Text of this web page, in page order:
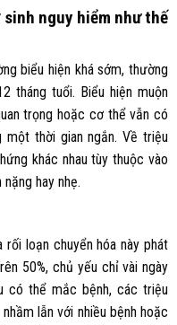
nguy hiểm như thế
biểu hiện khá sớm, thường
tháng tuổi. Biểu hiện muộn
trọng hoặc cơ thể vẫn có
thời gian ngắn. Về triệu
khác nhau tùy thuộc vào
hay nhẹ.
loạn chuyển hóa này phát
50%, chủ yếu chỉ vài ngày
có thể mắc bệnh, các triệu
lẫn với nhiều bệnh hoặc